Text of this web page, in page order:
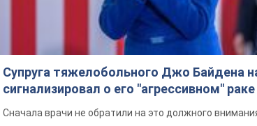
Супруга тяжелобольного Джо Байдена
сигнализировал о его "агрессивном" раке
Сначала врачи не обратили на это должного